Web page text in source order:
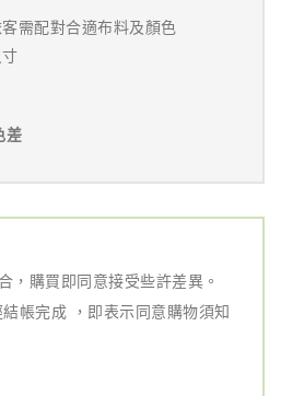
需配對合適布料及顏色
差
，購買即同意接受些許差異。
結帳完成 ，即表示同意購物須知